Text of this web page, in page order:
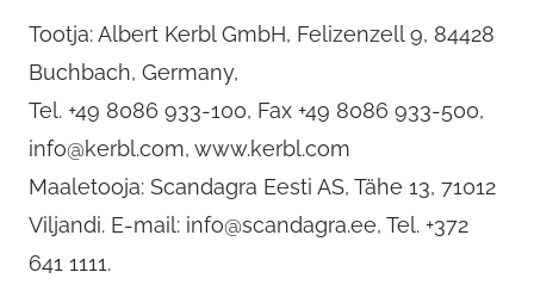
Tootja: Albert Kerbl GmbH, Felizenzell 9, 84428
Buchbach, Germany,
Tel. +49 8086 933-100, Fax +49 8086 933-500,
info@kerbl.com, www.kerbl.com
Maaletooja: Scandagra Eesti AS, Tähe 13, 71012
Viljandi. E-mail: info@scandagra.ee, Tel. +372
641 1111.